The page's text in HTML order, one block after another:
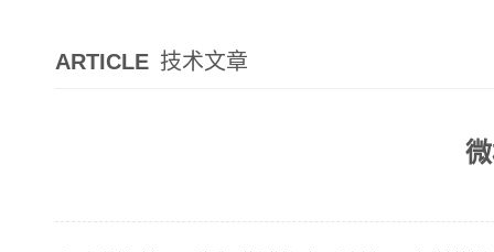
ARTICLE 技术文章